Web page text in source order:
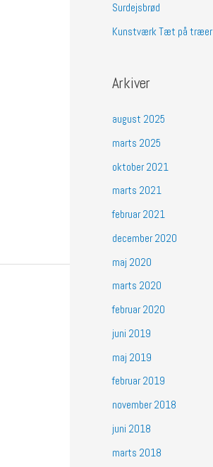
Surdejsbrød
Kunstværk Tæt på træer
Arkiver
august 2025
marts 2025
oktober 2021
marts 2021
februar 2021
december 2020
maj 2020
marts 2020
februar 2020
juni 2019
maj 2019
februar 2019
november 2018
juni 2018
marts 2018